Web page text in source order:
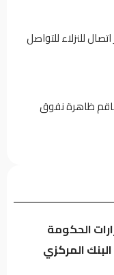
نوفر 60 جهاز اتصال للنزلاء للتواصل
ظاهرة نفوق
“مطاردة صدام”
الحكومة
المركزي